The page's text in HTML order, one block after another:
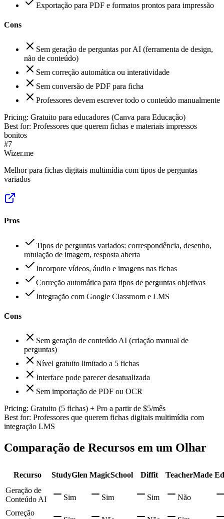
Exportação para PDF e formatos prontos para impressão
Cons
Sem geração de perguntas por AI (ferramenta de design,
não de conteúdo)
Sem correção automática ou interatividade
Sem conversão de PDF para ficha
Professores devem escrever todo o conteúdo manualmente
Pricing: Gratuito para educadores (Canva para Educação)
Best for: Professores que querem fichas e materiais impressos
bonitos
#7
Wizer.me
Melhor para fichas digitais multimídia com tipos de perguntas
variados
Pros
Tipos de perguntas variados: correspondência, desenho,
rotulação de imagem, resposta aberta
Incorpore vídeos, áudio e imagens nas fichas
Correção automática para tipos de perguntas objetivas
Integração com Google Classroom e LMS
Cons
Sem geração de conteúdo AI (criação manual de
perguntas)
Nível gratuito limitado a 5 fichas
Interface pode parecer desatualizada
Sem importação de PDF ou OCR
Pricing: Gratuito (5 fichas) + Pro a partir de $5/mês
Best for: Professores que querem fichas digitais multimídia com
integração LMS
Comparação de Recursos em um Olhar
Recurso StudyGlen MagicSchool Diffit TeacherMade
Geração de
Conteúdo AI
Sim Sim Sim
Não
Correção